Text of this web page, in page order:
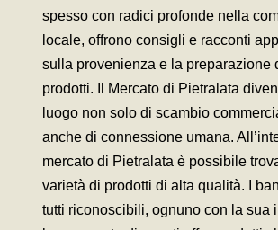
spesso con radici profonde nella
locale, offrono consigli e racconti
sulla provenienza e la preparazione
prodotti. Il Mercato di Pietralata
luogo non solo di scambio
anche di connessione umana.
mercato di Pietralata è possibile
varietà di prodotti di alta qualità. I
tutti riconoscibili, ognuno con la sua